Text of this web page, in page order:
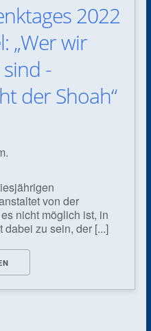
2022
„Wer wir
-
der Shoah“
von der
nicht möglich ist, in
zu sein, der [...]